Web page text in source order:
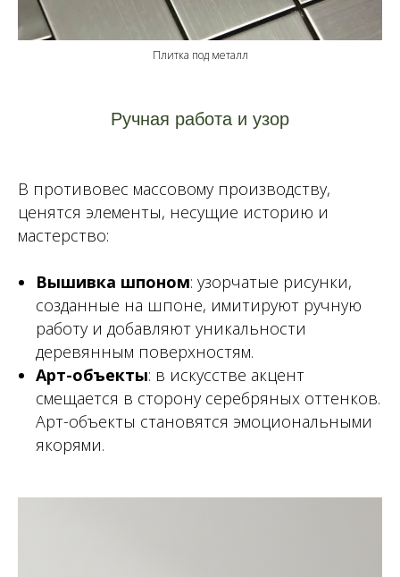
Плитка под металл
Ручная работа и узор
В противовес массовому производству,
ценятся элементы, несущие историю и
мастерство:
Вышивка шпоном: узорчатые рисунки,
созданные на шпоне, имитируют ручную
работу и добавляют уникальности
деревянным поверхностям.
Арт-объекты: в искусстве акцент
смещается в сторону серебряных оттенков.
Арт-объекты становятся эмоциональными
якорями.